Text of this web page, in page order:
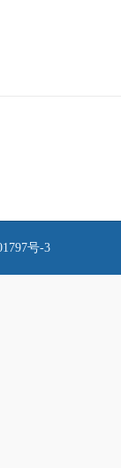
号-3